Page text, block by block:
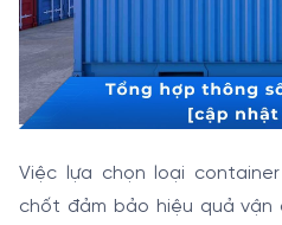
Việc lựa chọn loại
chốt đảm bảo hiệu quả vận